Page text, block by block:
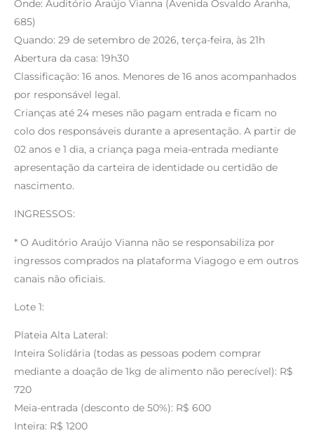
Onde: Auditório Araújo Vianna (Avenida Osvaldo Aranha,
685)
Quando: 29 de setembro de 2026, terça-feira, às 21h
Abertura da casa: 19h30
Classificação: 16 anos. Menores de 16 anos acompanhados
por responsável legal.
Crianças até 24 meses não pagam entrada e ficam no
colo dos responsáveis durante a apresentação. A partir de
02 anos e 1 dia, a criança paga meia-entrada mediante
apresentação da carteira de identidade ou certidão de
nascimento.
INGRESSOS:
* O Auditório Araújo Vianna não se responsabiliza por
ingressos comprados na plataforma Viagogo e em outros
canais não oficiais.
Lote 1:
Plateia Alta Lateral:
Inteira Solidária (todas as pessoas podem comprar
mediante a doação de 1kg de alimento não perecível): R$
720
Meia-entrada (desconto de 50%): R$ 600
Inteira: R$ 1200